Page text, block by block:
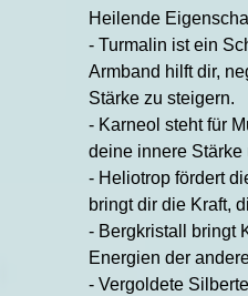
Heilende
- Turmalin ist ein
Armband hilft dir,
Stärke zu steigern.
- Karneol steht für
deine innere Stärke
- Heliotrop fördert
bringt dir die Kraft,
- Bergkristall bringt
Energien der
- Vergoldete